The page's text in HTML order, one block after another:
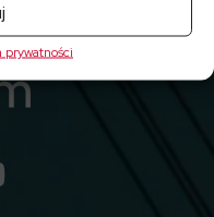
prywatności
Linkedin